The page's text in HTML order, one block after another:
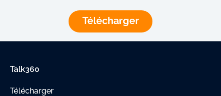
Télécharger
Talk360
Télécharger